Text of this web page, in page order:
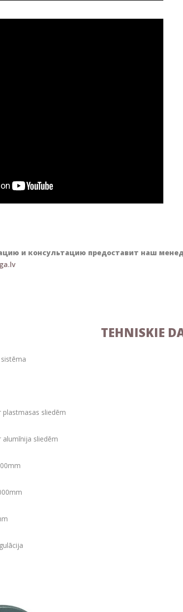
и консультацию предоставит наш
TEHNISKIE
sliedēm
sliedēm